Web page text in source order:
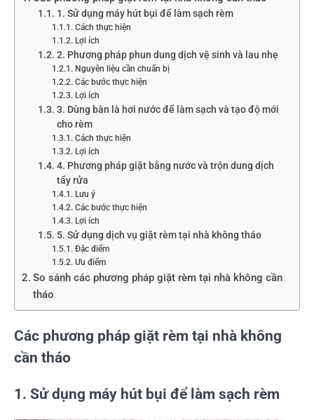
1. Sử dụng máy hút bụi để làm sạch rèm
Cách thực hiện
Lợi ích
2. Phương pháp phun dung dịch vệ sinh và lau nhẹ
Nguyên liệu cần chuẩn bị
Các bước thực hiện
Lợi ích
3. Dùng bàn là hơi nước để làm sạch và tạo độ mới
cho rèm
Cách thực hiện
Lợi ích
4. Phương pháp giặt bằng nước và trộn dung dịch
tẩy rửa
Lưu ý
Các bước thực hiện
Lợi ích
5. Sử dụng dịch vụ giặt rèm tại nhà không tháo
Đặc điểm
Ưu điểm
So sánh các phương pháp giặt rèm tại nhà không cần
tháo
Các phương pháp giặt rèm tại nhà không
cần tháo
1. Sử dụng máy hút bụi để làm sạch rèm